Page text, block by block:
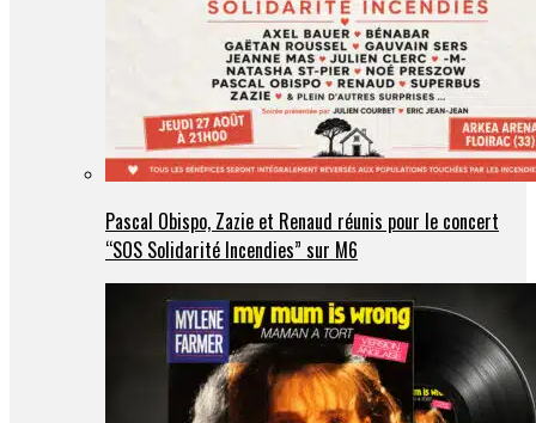
Pascal Obispo, Zazie et Renaud réunis pour le concert
“SOS Solidarité Incendies” sur M6